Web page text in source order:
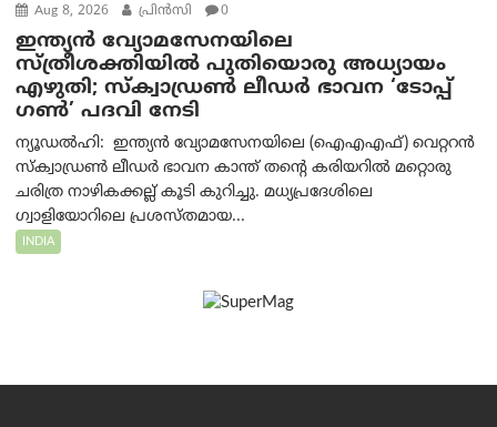
Aug 8, 2026 പ്രിന്‍സി 0
ഇന്ത്യൻ വ്യോമസേനയിലെ
സ്ത്രീശക്തിയിൽ പുതിയൊരു അധ്യായം
എഴുതി; സ്ക്വാഡ്രൺ ലീഡർ ഭാവന ‘ടോപ്പ്
ഗൺ’ പദവി നേടി
ന്യൂഡൽഹി: ഇന്ത്യൻ വ്യോമസേനയിലെ (ഐഎഎഫ്) വെറ്ററൻ
സ്ക്വാഡ്രൺ ലീഡർ ഭാവന കാന്ത് തന്റെ കരിയറിൽ മറ്റൊരു
ചരിത്ര നാഴികക്കല്ല് കൂടി കുറിച്ചു. മധ്യപ്രദേശിലെ
ഗ്വാളിയോറിലെ പ്രശസ്തമായ...
INDIA